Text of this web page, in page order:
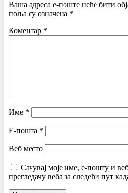
Ваша адреса е-поште неће бити
поља су означена *
Коментар *
Име *
Е-пошта *
Веб место
Сачувај моје име, е-пошту и
прегледачу веба за следећи пут